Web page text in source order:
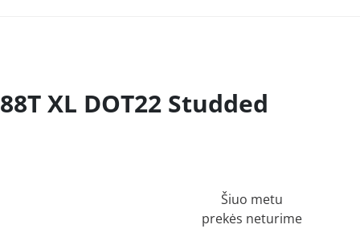
XL DOT22 Studded
Šiuo metu
prekės neturime